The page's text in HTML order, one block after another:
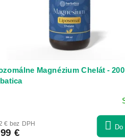
Magnézium Chelát -
€ bez DPH
€